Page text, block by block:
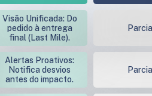
Visão Unificada: Do
pedido à entrega
final (Last Mile).
Alertas Proativos:
Notifica desvios
antes do impacto.